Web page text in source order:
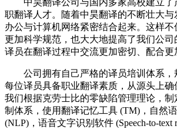
职翻译人才。随着中昊翻译的不断壮大
办公与计算机网络紧密结合起来。这样不
更加科学规范，也大大地提高了我们公司
译员在翻译过程中交流更加密切、配合更
公司拥有自己严格的译员培训体系，
每位译员具备职业翻译素质，从源头上确
我们根据克劳士比的零缺陷管理理论，
制体系，使用翻译记忆工具 (TM)，自然
(NLP)，语音文字识别软件 (Speech-to-text